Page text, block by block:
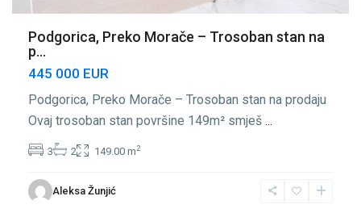
Podgorica, Preko Morače – Trosoban stan na
p...
445 000 EUR
Podgorica, Preko Morače – Trosoban stan na prodaju
Ovaj trosoban stan površine 149m² smješ ...
3 2 149.00 m2
Aleksa Žunjić
Preko
Morače,